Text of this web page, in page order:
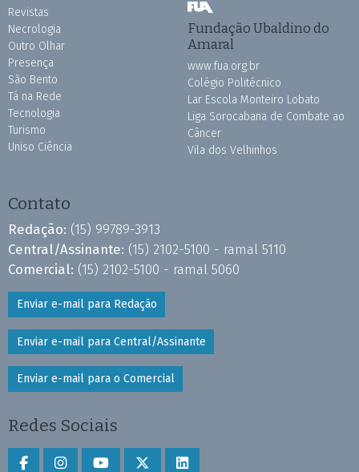
Revistas
Necrologia
Outro Olhar
Presença
São Bento
Tá na Rede
Tecnologia
Turismo
Uniso Ciência
Fundação Ubaldino do
Amaral
www.fua.org.br
Colégio Politécnico
Lar Escola Monteiro Lobato
Liga Sorocabana de Combate ao
Câncer
Vila dos Velhinhos
Contato
Redação: (15) 99789-3913
Central/Assinante: (15) 2102-5100 - ramal 5110
Comercial: (15) 2102-5100 - ramal 5060
Enviar e-mail para Redação
Enviar e-mail para Central/Assinante
Enviar e-mail para o Comercial
Redes Sociais